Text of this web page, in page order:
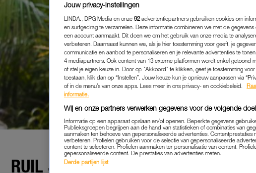
RUIL JE BH IN VOOR BOOBTAPE:
LIFESTYLE|MEIDEN TIPS
Jouw privacy-instellingen
LINDA., DPG Media en onze 92 advertentiepartners gebruiken cookies om
en surfgedrag te verzamelen. Deze informatie combineren we met de
een account aanmaakt. Dit doen we om het gebruik van onze media te
verbeteren. Daarnaast kunnen we, als je hier toestemming voor geeft, je
communicatie en aanbod te personaliseren en je relevante advertenties te
4 mediapartners. Ook content van 13 externe platformen wordt enkel getoond
of stel je eigen keuze in. Door op "Akkoord" te klikken, geef je toestemming
toestaan, klik dan op “Instellen”. Jouw keuze kun je opnieuw aanpassen via
of in de menu’s van onze apps. Lees meer in ons privacy- en cookiebeleid.
informatie.
Wij en onze partners verwerken gegevens voor de volgende
Informatie op een apparaat opslaan en/of openen. Beperkte gegevens
Publieksgroepen begrijpen aan de hand van statistieken of combinaties van
aanmaken ten behoeve van gepersonaliseerde advertenties. Contentprestaties
verbeteren. Profielen gebruiken voor de selectie van gepersonaliseerde
content te selecteren. Profielen aanmaken ter personalisatie van content.
gepersonaliseerde content. De prestaties van advertenties meten.
Derde partijen lijst